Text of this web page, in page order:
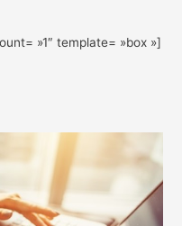
»1″ template= »box »]